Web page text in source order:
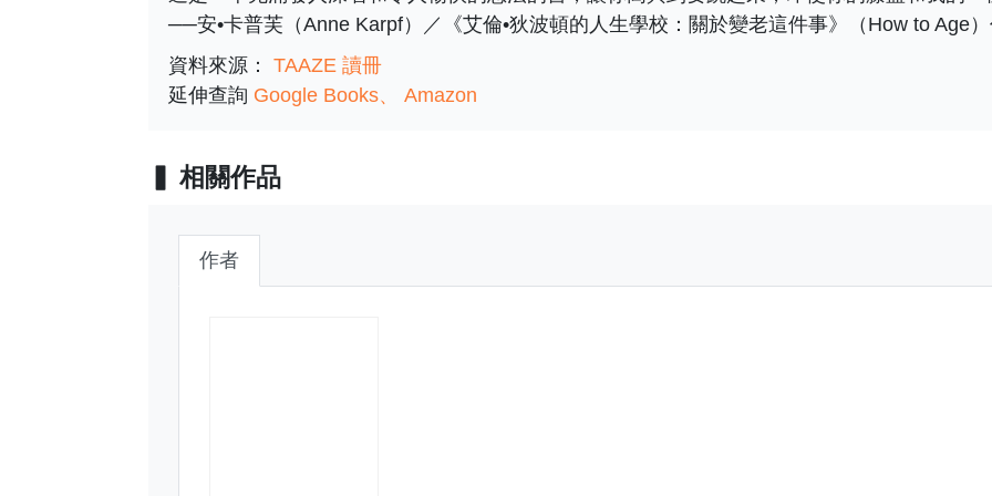
──安•卡普芙（Anne Karpf）／《艾倫•狄波頓的人生學校：關於變老這件事》（How to Age
資料來源： TAAZE 讀冊
延伸查詢 Google Books Amazon
相關作品
作者